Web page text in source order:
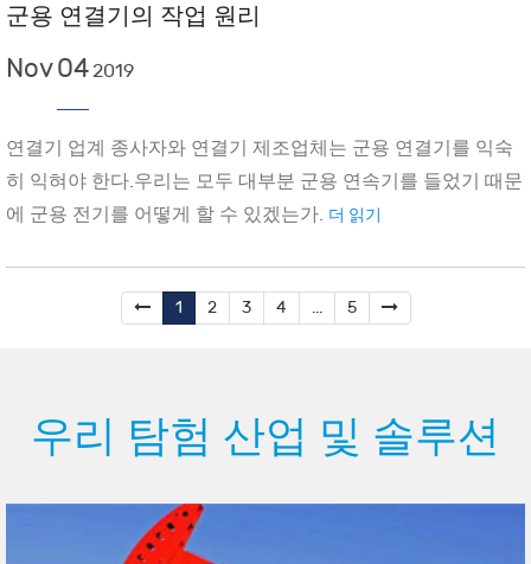
군용 연결기의 작업 원리
Nov04 2019
연결기 업계 종사자와 연결기 제조업체는 군용 연결기를 익숙
히 익혀야 한다.우리는 모두 대부분 군용 연속기를 들었기 때문
에 군용 전기를 어떻게 할 수 있겠는가. 더 읽기
1 2 3 4 ... 5
우리 탐험 산업 및 솔루션